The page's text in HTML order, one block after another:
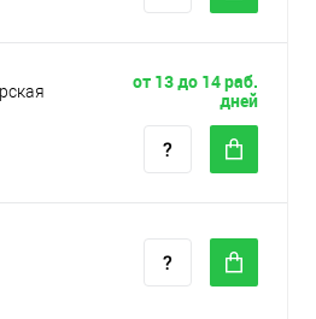
от 13 до 14 раб.
дней